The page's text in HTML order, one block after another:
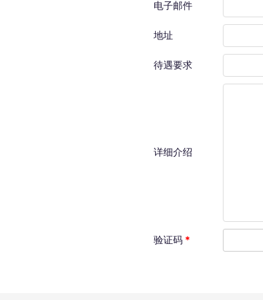
电子邮件
地址
待遇要求
详细介绍
验证码 *